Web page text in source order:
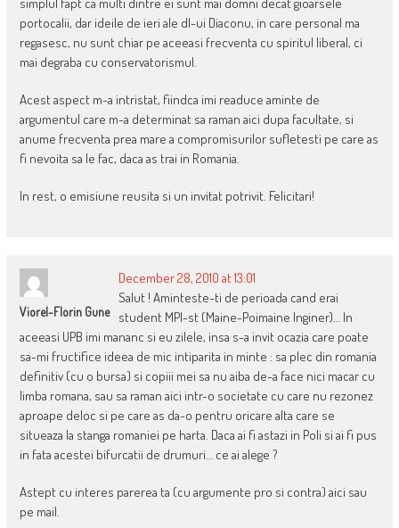
portocalii, dar ideile de ieri ale dl-ui Diaconu, in care personal ma
regasesc, nu sunt chiar pe aceeasi frecventa cu spiritul liberal, ci
mai degraba cu conservatorismul.
Acest aspect m-a intristat, fiindca imi readuce aminte de
argumentul care m-a determinat sa raman aici dupa facultate, si
anume frecventa prea mare a compromisurilor sufletesti pe care as
fi nevoita sa le fac, daca as trai in Romania.
In rest, o emisiune reusita si un invitat potrivit. Felicitari!
Viorel-Florin Gune
December 28, 2010 at 13:01
Salut ! Aminteste-ti de perioada cand erai
student MPI-st (Maine-Poimaine Inginer)… In
aceeasi UPB imi mananc si eu zilele, insa s-a invit ocazia care poate
sa-mi fructifice ideea de mic intiparita in minte : sa plec din romania
definitiv (cu o bursa) si copiii mei sa nu aiba de-a face nici macar cu
limba romana, sau sa raman aici intr-o societate cu care nu rezonez
aproape deloc si pe care as da-o pentru oricare alta care se
situeaza la stanga romaniei pe harta. Daca ai fi astazi in Poli si ai fi pus
in fata acestei bifurcatii de drumuri… ce ai alege ?
Astept cu interes parerea ta (cu argumente pro si contra) aici sau
pe mail.